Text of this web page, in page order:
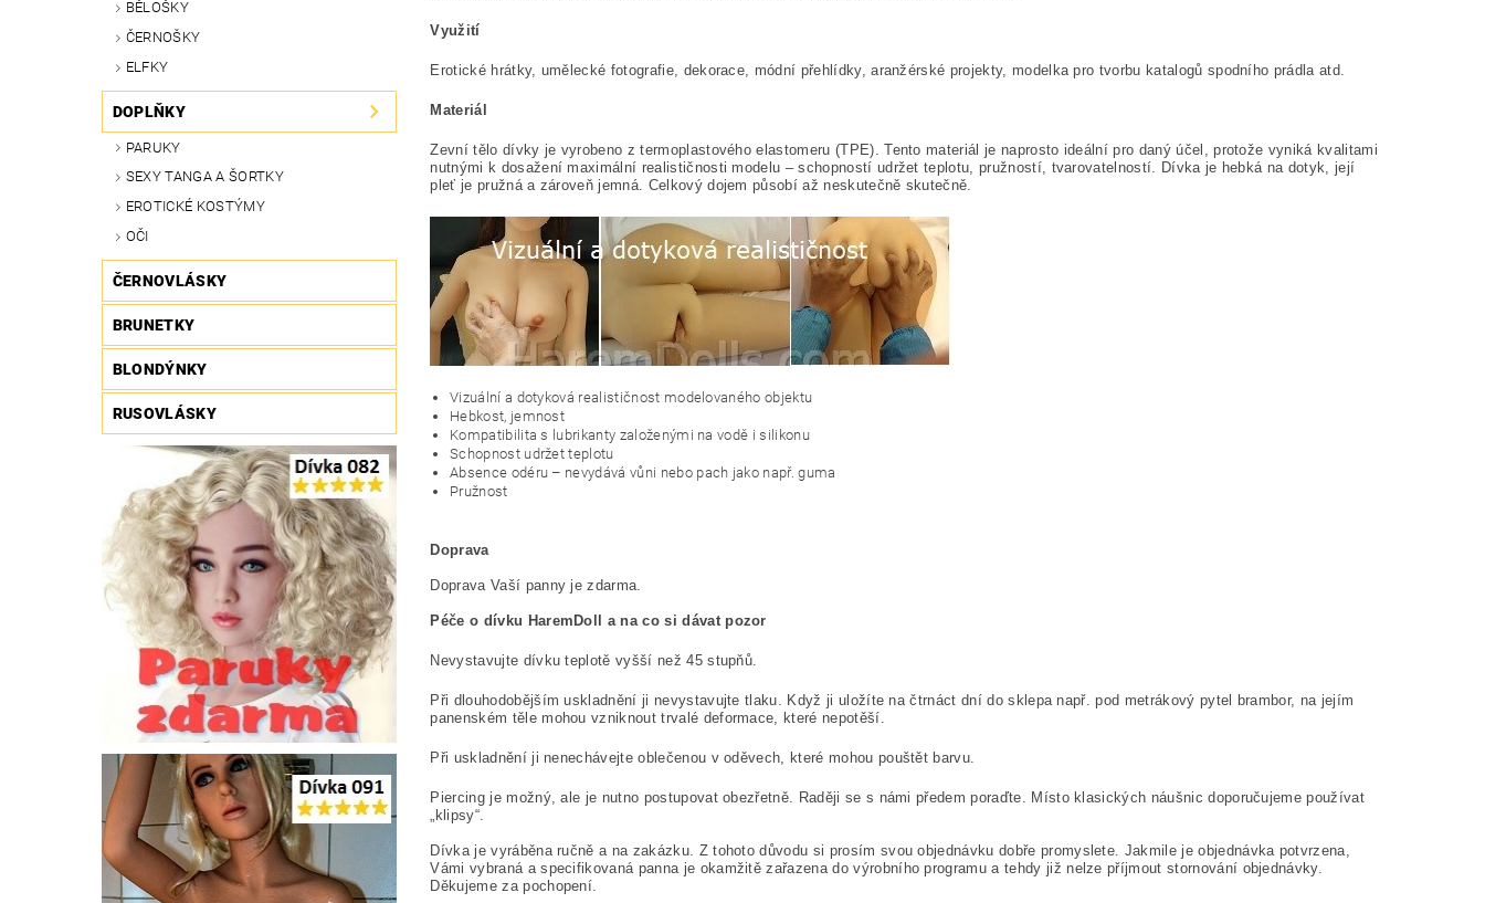
BĚLOŠKY
ČERNOŠKY
ELFKY
DOPLŇKY
PARUKY
SEXY TANGA A ŠORTKY
EROTICKÉ KOSTÝMY
OČI
ČERNOVLÁSKY
BRUNETKY
BLONDÝNKY
RUSOVLÁSKY
Využití
Erotické hrátky, umělecké fotografie, dekorace, módní přehlídky, aranžérské projekty, modelka pro tvorbu katalogů spodního prádla atd.
Materiál
Zevní tělo dívky je vyrobeno z termoplastového elastomeru (TPE). Tento materiál je naprosto ideální pro daný účel, protože vyniká kvalitami
nutnými k dosažení maximální realističnosti modelu – schopností udržet teplotu, pružností, tvarovatelností. Dívka je hebká na dotyk, její
pleť je pružná a zároveň jemná. Celkový dojem působí až neskutečně skutečně.
Vizuální a dotyková realističnost modelovaného objektu
Hebkost, jemnost
Kompatibilita s lubrikanty založenými na vodě i silikonu
Schopnost udržet teplotu
Absence odéru – nevydává vůni nebo pach jako např. guma
Pružnost
Doprava
Doprava Vaší panny je zdarma.
Péče o dívku HaremDoll a na co si dávat pozor
Nevystavujte dívku teplotě vyšší než 45 stupňů.
Při dlouhodobějším uskladnění ji nevystavujte tlaku. Když ji uložíte na čtrnáct dní do sklepa např. pod metrákový pytel brambor, na jejím
panenském těle mohou vzniknout trvalé deformace, které nepotěší.
Při uskladnění ji nenechávejte oblečenou v oděvech, které mohou pouštět barvu.
Piercing je možný, ale je nutno postupovat obezřetně. Raději se s námi předem poraďte. Místo klasických náušnic doporučujeme používat
„klipsy“.
Dívka je vyráběna ručně a na zakázku. Z tohoto důvodu si prosím svou objednávku dobře promyslete. Jakmile je objednávka potvrzena,
Vámi vybraná a specifikovaná panna je okamžitě zařazena do výrobního programu a tehdy již nelze příjmout stornování objednávky.
Děkujeme za pochopení.